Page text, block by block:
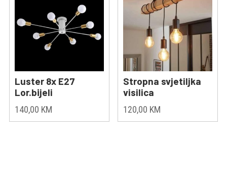
Luster 8x E27
Lor.bijeli
140,00 KM
Stropna svjetiljka
visilica
120,00 KM